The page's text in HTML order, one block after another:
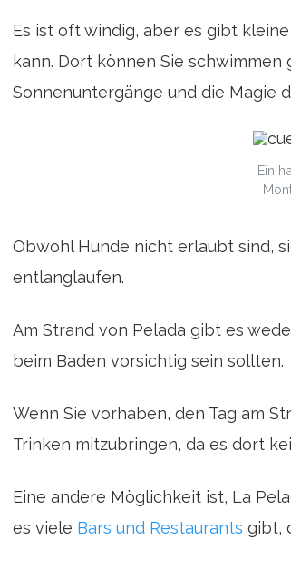
Es ist oft windig, aber es gibt
kann. Dort können Sie
Sonnenuntergänge und die Magie
Ein
Obwohl Hunde nicht erlaubt sind,
entlanglaufen.
Am Strand von Pelada gibt es
beim Baden vorsichtig sein sollten.
Wenn Sie vorhaben, den Tag am
Trinken mitzubringen, da es dort
Eine andere Möglichkeit ist, La
es viele Bars und Restaurants gibt,